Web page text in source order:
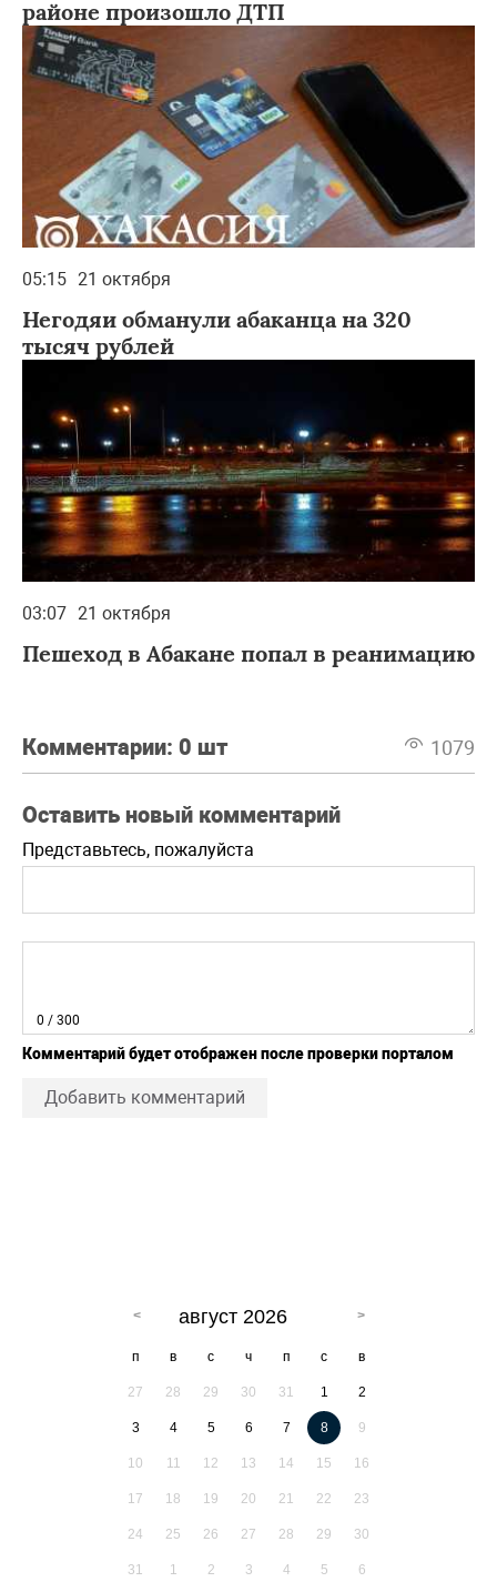
районе произошло ДТП
05:15 21 октября
Негодяи обманули абаканца на 320
тысяч рублей
03:07 21 октября
Пешеход в Абакане попал в реанимацию
Комментарии: 0 шт 1079
Оставить новый комментарий
Представьтесь, пожалуйста
0 / 300
Комментарий будет отображен после проверки порталом
Добавить комментарий
август 2026
п в с ч п с в
27 28 29 30 31 1 2
3 4 5 6 7 8 9
10 11 12 13 14 15 16
17 18 19 20 21 22 23
24 25 26 27 28 29 30
31 1 2 3 4 5 6